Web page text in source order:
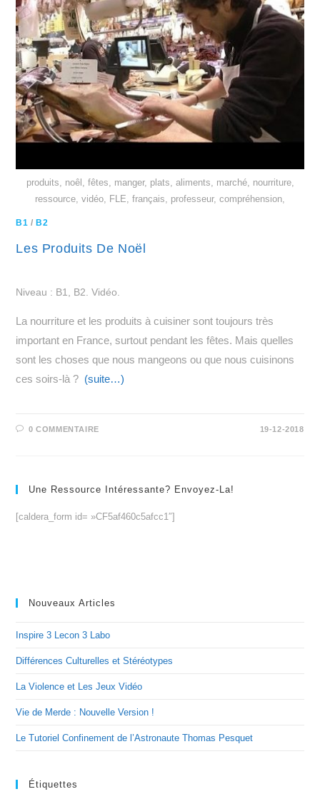
produits, noêl, fêtes, manger, plats, aliments, marché, nourriture,
ressource, vidéo, FLE, français, professeur, compréhension,
B1 /B2
Les Produits De Noël
Niveau : B1, B2. Vidéo.
La nourriture et les produits à cuisiner sont toujours très
important en France, surtout pendant les fêtes. Mais quelles
sont les choses que nous mangeons ou que nous cuisinons
ces soirs-là ? (suite…)
0 COMMENTAIRE 19-12-2018
Une Ressource Intéressante? Envoyez-La!
[caldera_form id= »CF5af460c5afcc1″]
Nouveaux Articles
Inspire 3 Lecon 3 Labo
Différences Culturelles et Stéréotypes
La Violence et Les Jeux Vidéo
Vie de Merde : Nouvelle Version !
Le Tutoriel Confinement de l’Astronaute Thomas Pesquet
Étiquettes